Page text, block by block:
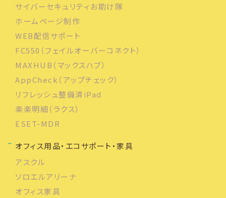
サイバーセキュリティお助け隊
ホームページ制作
WEB配信サポート
FC550（フェイルオーバーコネクト）
MAXHUB（マックスハブ）
AppCheck（アップチェック）
リフレッシュ整備済iPad
楽楽明細（ラクス）
ESET-MDR
オフィス用品・エコサポート・家具
アスクル
ソロエルアリーナ
オフィス家具